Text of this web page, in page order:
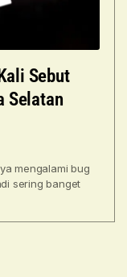
Sebut
Selatan
mengalami bug
sering banget